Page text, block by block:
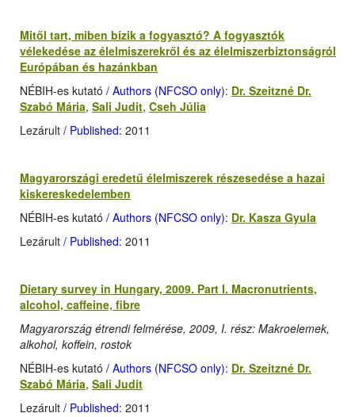
Mitől tart, miben bízik a fogyasztó? A fogyasztók
vélekedése az élelmiszerekről és az élelmiszerbiztonságról
Európában és hazánkban
NÉBIH-es kutató / Authors (NFCSO only): Dr. Szeitzné Dr.
Szabó Mária, Sali Judit, Cseh Júlia
Lezárult / Published: 2011
Magyarországi eredetű élelmiszerek részesedése a hazai
kiskereskedelemben
NÉBIH-es kutató / Authors (NFCSO only): Dr. Kasza Gyula
Lezárult / Published: 2011
Dietary survey in Hungary, 2009. Part I. Macronutrients,
alcohol, caffeine, fibre
Magyarország étrendi felmérése, 2009, I. rész: Makroelemek,
alkohol, koffein, rostok
NÉBIH-es kutató / Authors (NFCSO only): Dr. Szeitzné Dr.
Szabó Mária, Sali Judit
Lezárult / Published: 2011